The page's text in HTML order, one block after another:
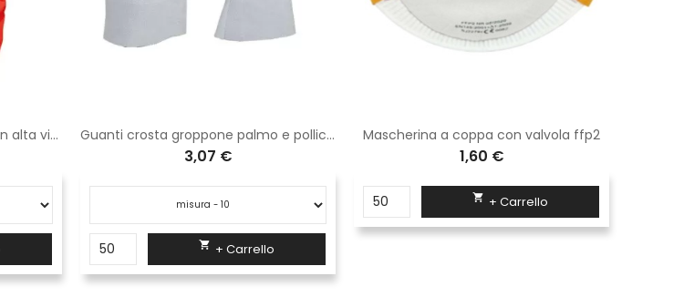
Completo impermeabile Norain alta visibilità arancio Logica Guanti crosta groppone palmo e pollice rinforzato con manicotto.
3,07 €
 + Carrello
Mascherina a coppa con valvola ffp2
1,60 €
 + Carrello